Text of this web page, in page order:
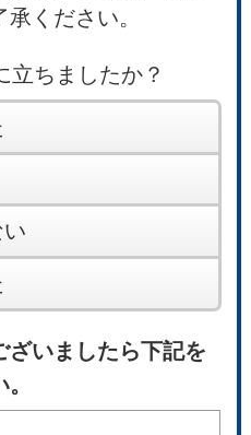
ください。
立ちましたか？
ざいましたら下記を